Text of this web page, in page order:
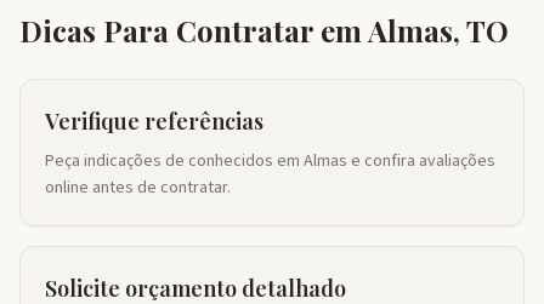
Dicas Para Contratar em Almas,TO
Verifique referências
Peça indicações de conhecidos em Almas e confira avaliações
online antes de contratar.
Solicite orçamento detalhado